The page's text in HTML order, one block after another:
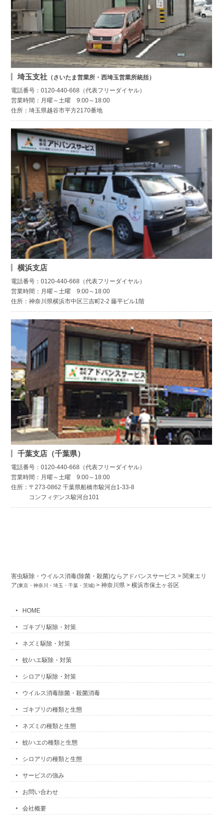
埼玉支社 （さいたま営業所・西埼玉営業所統括）
電話番号：0120-440-668（代表フリーダイヤル）
営業時間：月曜～土曜 9:00～18:00
住所：埼玉県越谷市平方2170番地
横浜支店
電話番号：0120-440-668（代表フリーダイヤル）
営業時間：月曜～土曜 9:00～18:00
住所：神奈川県横浜市中区三吉町2-2 藤平ビル1階
千葉支店（千葉県）
電話番号：0120-440-668（代表フリーダイヤル）
営業時間：月曜～土曜 9:00～18:00
住所：〒273-0862 千葉県船橋市駿河台1-33-8
コンフィデンス駿河台101
害虫駆除・ウイルス消毒(除菌・殺菌)ならアドバンスサービス > 関東エリ
ア(東京・神奈川・埼玉・千葉・茨城) >神奈川県 >横浜市保土ヶ谷区
HOME
ゴキブリ駆除・対策
ネズミ駆除・対策
蚊/ハエ駆除・対策
シロアリ駆除・対策
ウイルス消毒除菌・殺菌消毒
ゴキブリの種類と生態
ネズミの種類と生態
蚊/ハエの種類と生態
シロアリの種類と生態
サービスの強み
お問い合わせ
会社概要